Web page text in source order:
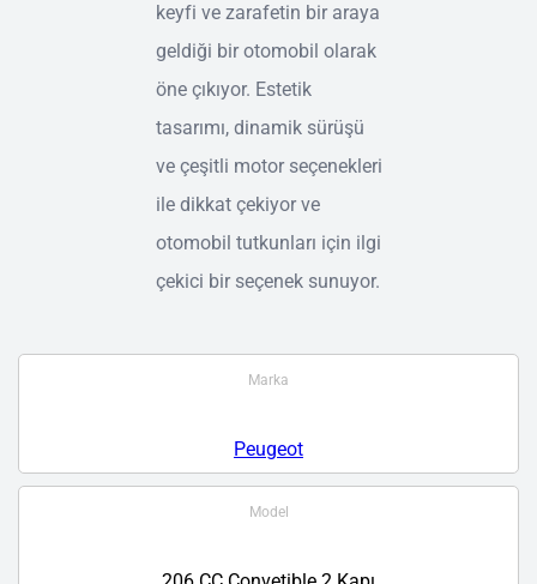
keyfi ve zarafetin bir araya
geldiği bir otomobil olarak
öne çıkıyor. Estetik
tasarımı, dinamik sürüşü
ve çeşitli motor seçenekleri
ile dikkat çekiyor ve
otomobil tutkunları için ilgi
çekici bir seçenek sunuyor.
Marka
Peugeot
Model